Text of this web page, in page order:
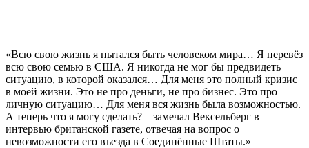
«Всю свою жизнь я пытался быть человеком мира… Я перевёз
всю свою семью в США. Я никогда не мог бы предвидеть
ситуацию, в которой оказался… Для меня это полный кризис
в моей жизни. Это не про деньги, не про бизнес. Это про
личную ситуацию… Для меня вся жизнь была возможностью.
А теперь что я могу сделать? – замечал Вексельберг в
интервью британской газете, отвечая на вопрос о
невозможности его въезда в Соединённые Штаты.»